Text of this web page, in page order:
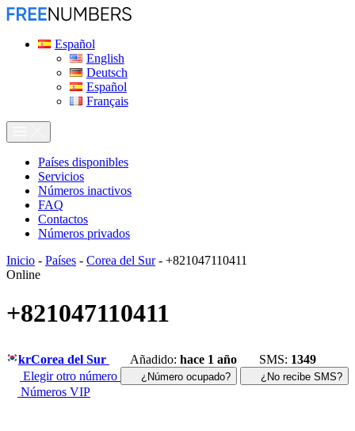
Español
English
Deutsch
Español
Français
Países disponibles
Servicios
Números inactivos
FAQ
Contactos
Números privados
Inicio - Países - Corea del Sur- +821047110411
Online
+821047110411
krCorea del Sur Añadido: hace 1 año SMS: 1349
Elegir otro número
¿Número ocupado? ¿No recibe SMS?
Números VIP